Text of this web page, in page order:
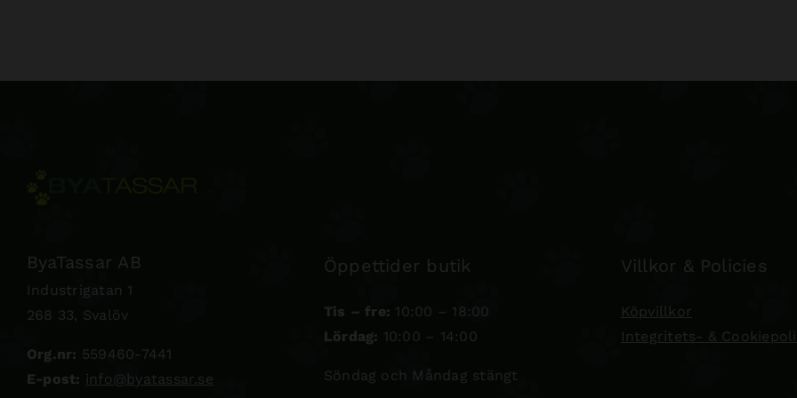
ByaTassar AB
Industrigatan 1
268 33, Svalöv
Org.nr: 559460-7441
E-post: info@byatassar.se
Öppettider butik
Tis – fre: 10:00 – 18:00
Lördag: 10:00 – 14:00
Söndag och Måndag stängt
Villkor & Policies
Köpvillkor
Integritets- &